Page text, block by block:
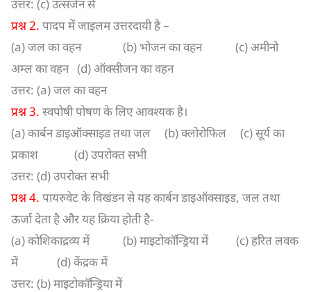
उत्तर: (c) उत्सर्जन से
प्रश्न 2. पादप में जाइलम उत्तरदायी है –
(a) जल का वहन (b) भोजन का वहन (c) अमीनो
अम्ल का वहन (d) ऑक्सीजन का वहन
उत्तर: (a) जल का वहन
प्रश्न 3. स्वपोषी पोषण के लिए आवश्यक है।
(a) कार्बन डाइऑक्साइड तथा जल (b) क्लोरोफिल (c) सूर्य का
प्रकाश (d) उपरोक्त सभी
उत्तर: (d) उपरोक्त सभी
प्रश्न 4. पायरुवेट के विखंडन से यह कार्बन डाइऑक्साइड, जल तथा
ऊर्जा देता है और यह क्रिया होती है-
(a) कोशिकाद्रव्य में (b) माइटोकॉन्ड्रिया में (c) हरित लवक
में (d) केंद्रक में
उत्तर: (b) माइटोकॉन्ड्रिया में